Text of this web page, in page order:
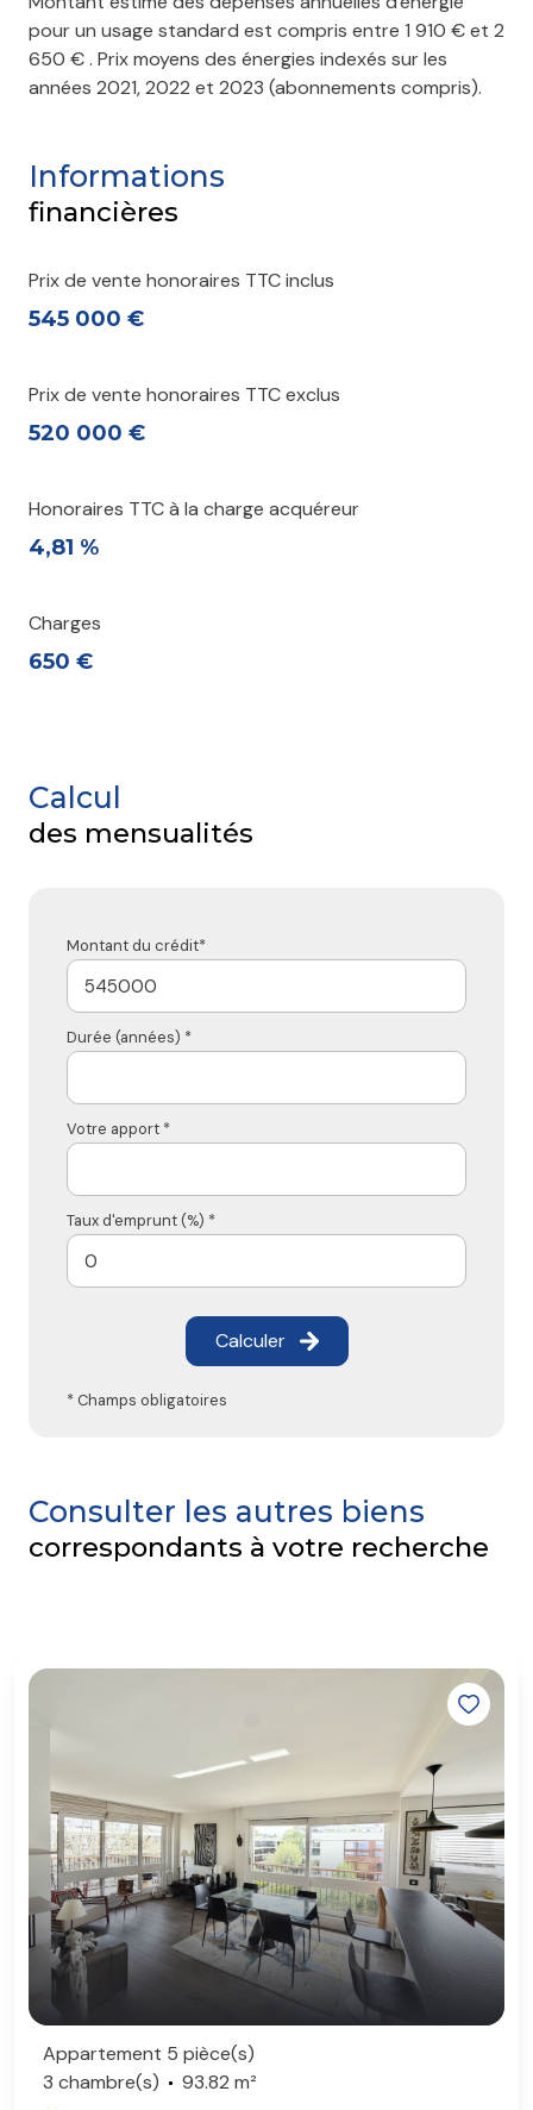
accès handicapé
pour un usage standard est compris entre 1 910 € et 2
650 € . Prix moyens des énergies indexés sur les
années 2021, 2022 et 2023 (abonnements compris).
Informations
financières
Prix de vente honoraires TTC inclus
545 000 €
Prix de vente honoraires TTC exclus
520 000 €
Honoraires TTC à la charge acquéreur
4,81 %
Charges
650 €
Calcul
des mensualités
Montant du crédit*
Durée (années) *
Votre apport *
Taux d'emprunt (%) *
Calculer
* Champs obligatoires
Consulter les autres biens
correspondants à votre recherche
Appartement 5 pièce(s)
3 chambre(s)
93.82 m²